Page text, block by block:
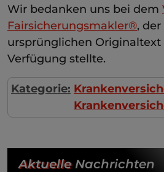
Wir bedanken uns bei dem
Fairsicherungsmakler®,
ursprünglichen Originaltext
Verfügung stellte.
Kategorie:
AktuelleNachrichten